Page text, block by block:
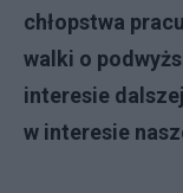
chłopstwa
walki o
interesie
w interesie